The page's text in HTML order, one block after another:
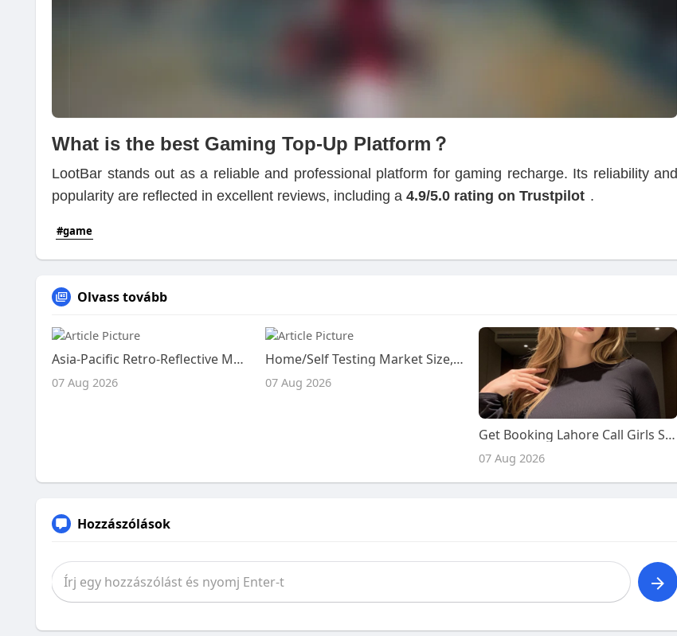
What is the best Gaming Top-Up Platform？
LootBar stands out as a reliable and professional platform for gaming recharge. Its reliability and
popularity are reflected in excellent reviews, including a 4.9/5.0 rating on Trustpilot .
#game
Olvass tovább
Asia-Pacific Retro-Reflective Materials Market Size, Share and Trends Analysis Report – Industry Overview and Forecast t
07 Aug 2026
Home/Self Testing Market Size, Share, and Trends Analysis Report – Industry Overview and Forecast to 2033
07 Aug 2026
Get Booking Lahore Call Girls Service
07 Aug 2026
Hozzászólások